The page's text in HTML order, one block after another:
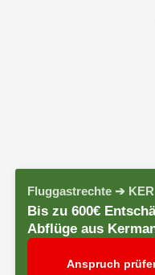
Fluggastrechte ➔ KER
Bis zu 600€
Abflüge aus
Anspruch